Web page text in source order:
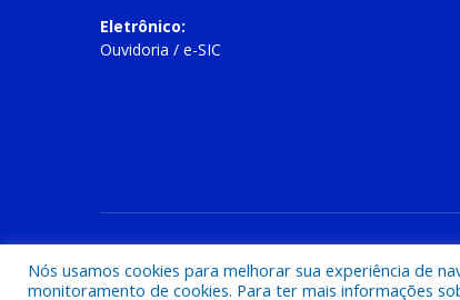
Eletrônico:
Ouvidoria / e-SIC
Nós usamos cookies para melhorar sua experiência de
monitoramento de cookies. Para ter mais informações